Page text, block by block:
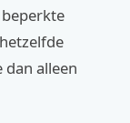
dan alleen